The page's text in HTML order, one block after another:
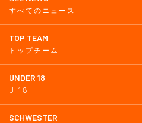
すべてのニュース
TOP TEAM
トップチーム
UNDER 18
U-18
SCHWESTER